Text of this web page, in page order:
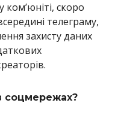
ком’юніті, скоро
телеграму,
захисту даних
соцмережах?